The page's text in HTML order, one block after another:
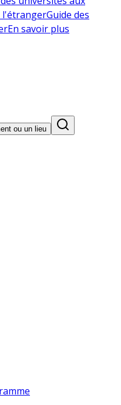
l'étrangerGuide des
En savoir plus
ou un lieu